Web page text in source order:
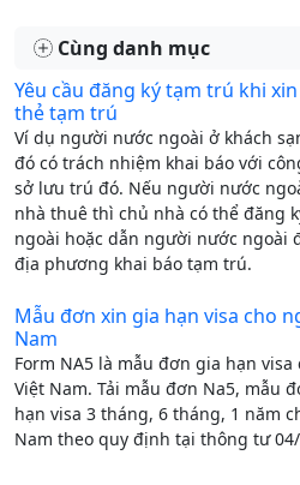
Cùng danh mục
Yêu cầu đăng ký tạm trú khi
thẻ tạm trú
Ví dụ người nước ngoài ở khách
đó có trách nhiệm khai báo với
sở lưu trú đó. Nếu người nước
nhà thuê thì chủ nhà có thể đăng
ngoài hoặc dẫn người nước ngoài
địa phương khai báo tạm trú.
Mẫu đơn xin gia hạn visa cho
Nam
Form NA5 là mẫu đơn gia hạn
Việt Nam. Tải mẫu đơn Na5, mẫu
hạn visa 3 tháng, 6 tháng, 1 năm
Nam theo quy định tại thông tư